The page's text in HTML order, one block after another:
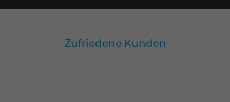
Zufriedene Kunden